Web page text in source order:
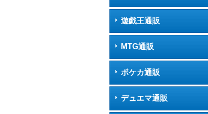
遊戯王通販
MTG通販
ポケカ通販
デュエマ通販